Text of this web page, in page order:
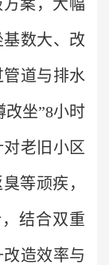
案，大幅
数大、改
道与排水
改坐”8小时
老旧小区
等顽疾，
结合双重
造效率与